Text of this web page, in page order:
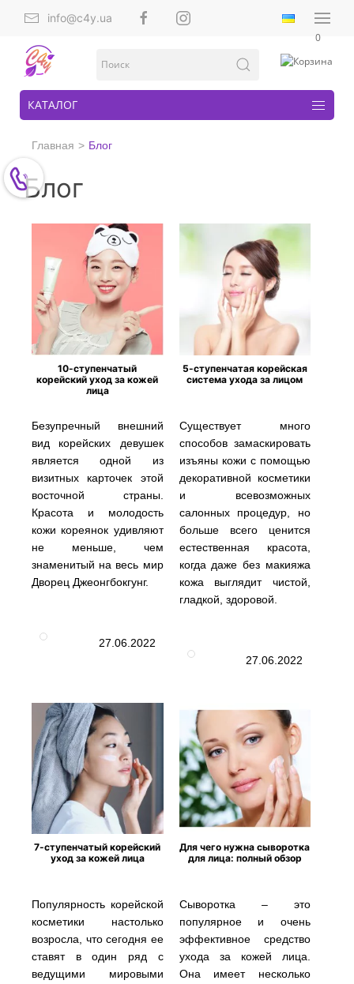
info@c4y.ua
0
КАТАЛОГ
Главная Блог
Блог
10-ступенчатый
корейский уход за кожей
лица
Безупречный внешний
вид корейских девушек
является одной из
визитных карточек этой
восточной страны.
Красота и молодость
кожи кореянок удивляют
не меньше, чем
знаменитый на весь мир
Дворец Джеонгбокгунг.
27.06.2022
5-ступенчатая корейская
система ухода за лицом
Существует много
способов замаскировать
изъяны кожи с помощью
декоративной косметики
и всевозможных
салонных процедур, но
больше всего ценится
естественная красота,
когда даже без макияжа
кожа выглядит чистой,
гладкой, здоровой.
27.06.2022
7-ступенчатый корейский
уход за кожей лица
Популярность корейской
косметики настолько
возросла, что сегодня ее
ставят в один ряд с
ведущими мировыми
Для чего нужна сыворотка
для лица: полный обзор
Сыворотка – это
популярное и очень
эффективное средство
ухода за кожей лица.
Она имеет несколько